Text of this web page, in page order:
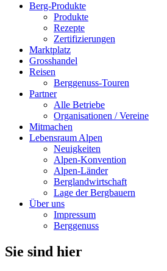
Berg-Produkte
Produkte
Rezepte
Zertifizierungen
Marktplatz
Grosshandel
Reisen
Berggenuss-Touren
Partner
Alle Betriebe
Organisationen / Vereine
Mitmachen
Lebensraum Alpen
Neuigkeiten
Alpen-Konvention
Alpen-Länder
Berglandwirtschaft
Lage der Bergbauern
Über uns
Impressum
Berggenuss
Sie sind hier